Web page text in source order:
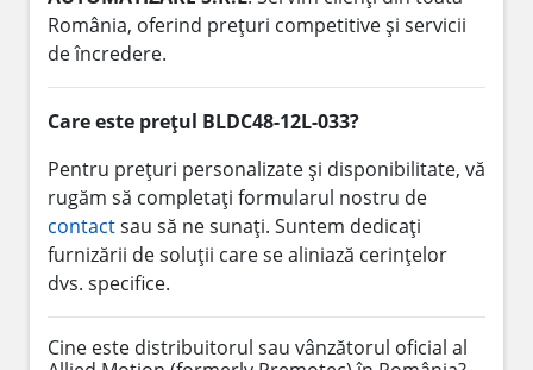
România, oferind prețuri competitive și servicii
de încredere.
Care este prețul BLDC48-12L-033?
Pentru prețuri personalizate și disponibilitate, vă
rugăm să completați formularul nostru de
contactsau să ne sunați. Suntem dedicați
furnizării de soluții care se aliniază cerințelor
dvs. specifice.
Cine este distribuitorul sau vânzătorul oficial al